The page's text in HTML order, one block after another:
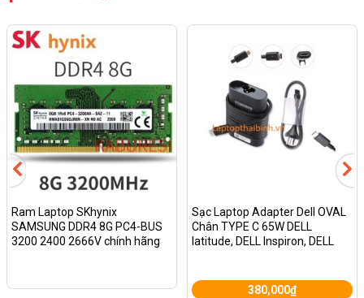
Ram Laptop SKhynix
SAMSUNG DDR4 8G PC4-BUS
3200 2400 2666V chính hãng
Sạc Laptop Adapter Dell OVAL
Chân TYPE C 65W DELL
latitude, DELL Inspiron, DELL
380,000₫